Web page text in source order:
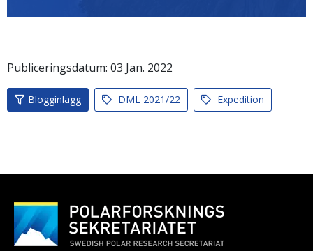
Publiceringsdatum: 03 Jan. 2022
Blogginlägg DML 2021/22 Expedition